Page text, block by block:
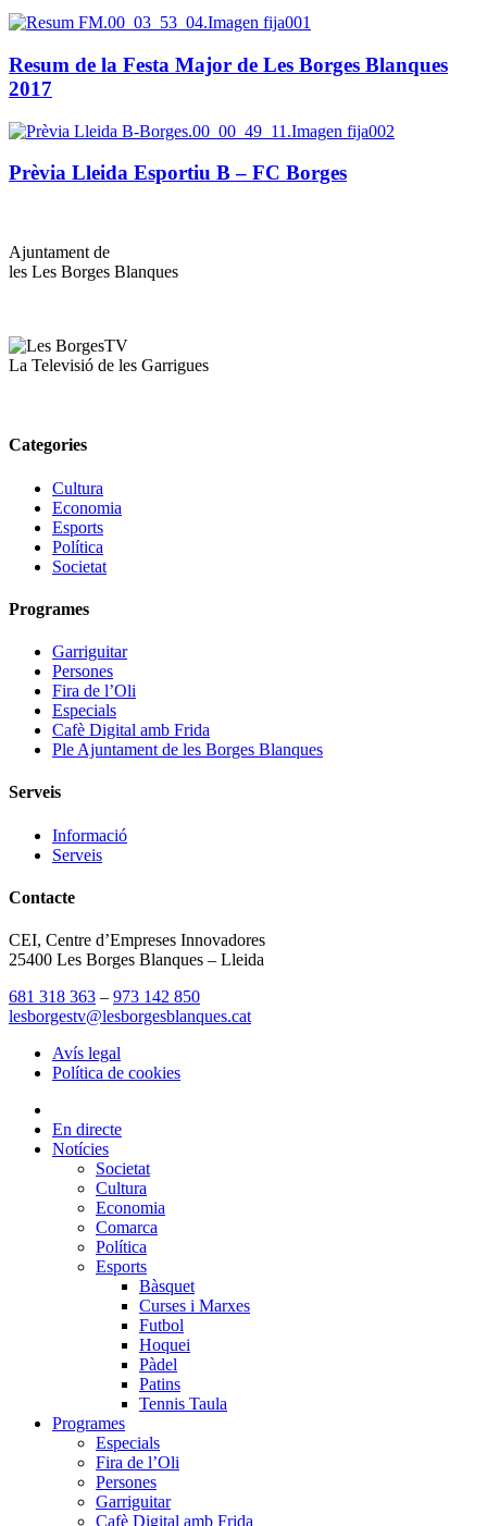
Resum de la Festa Major de Les Borges Blanques
2017
Prèvia Lleida Esportiu B – FC Borges
Ajuntament de
les Les Borges Blanques
La Televisió de les Garrigues
Categories
Cultura
Economia
Esports
Política
Societat
Programes
Garriguitar
Persones
Fira de l’Oli
Especials
Cafè Digital amb Frida
Ple Ajuntament de les Borges Blanques
Serveis
Informació
Serveis
Contacte
CEI, Centre d’Empreses Innovadores
25400 Les Borges Blanques – Lleida
681 318 363 – 973 142 850
lesborgestv@lesborgesblanques.cat
Avís legal
Política de cookies
En directe
Notícies
Societat
Cultura
Economia
Comarca
Política
Esports
Bàsquet
Curses i Marxes
Futbol
Hoquei
Pàdel
Patins
Tennis Taula
Programes
Especials
Fira de l’Oli
Persones
Garriguitar
Cafè Digital amb Frida